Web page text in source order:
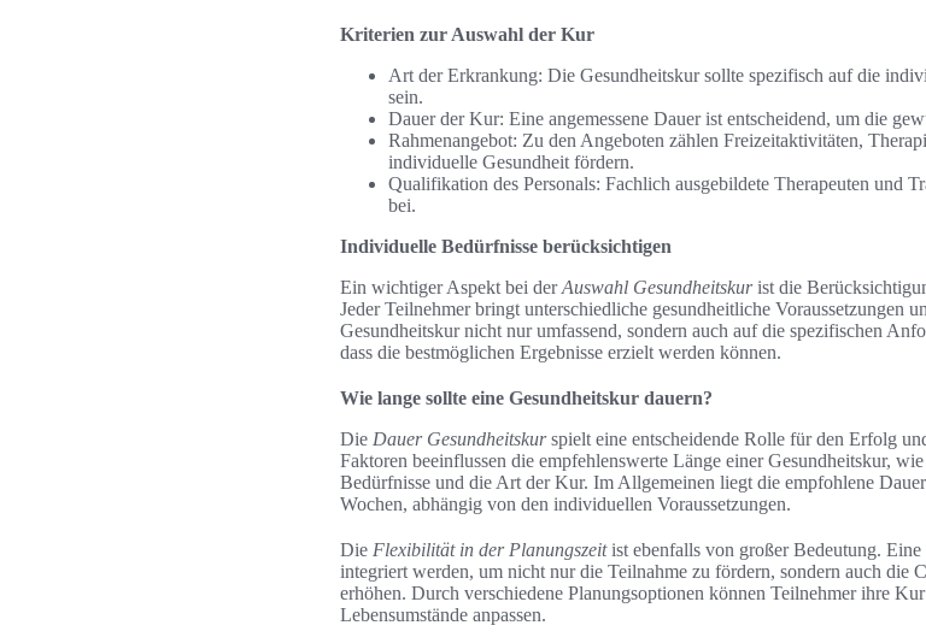
Kriterien zur Auswahl der Kur
Art der Erkrankung: Die Gesundheitskur sollte spezifisch auf die
sein.
Dauer der Kur: Eine angemessene Dauer ist entscheidend, um die
Rahmenangebot: Zu den Angeboten zählen Freizeitaktivitäten,
individuelle Gesundheit fördern.
Qualifikation des Personals: Fachlich ausgebildete Therapeuten und
bei.
Individuelle Bedürfnisse berücksichtigen
Ein wichtiger Aspekt bei derAuswahl Gesundheitskurist die
Jeder Teilnehmer bringt unterschiedliche gesundheitliche Voraussetzungen
Gesundheitskur nicht nur umfassend, sondern auch auf die spezifischen
dass die bestmöglichen Ergebnisse erzielt werden können.
Wie lange sollte eine Gesundheitskur dauern?
Die Dauer Gesundheitskurspielt eine entscheidende Rolle für den Erfolg
Faktoren beeinflussen die empfehlenswerte Länge einer Gesundheitskur,
Bedürfnisse und die Art der Kur. Im Allgemeinen liegt die empfohlene
Wochen, abhängig von den individuellen Voraussetzungen.
Die Flexibilität in der Planungszeitist ebenfalls von großer Bedeutung.
integriert werden, um nicht nur die Teilnahme zu fördern, sondern auch die
erhöhen. Durch verschiedene Planungsoptionen können Teilnehmer ihre
Lebensumstände anpassen.